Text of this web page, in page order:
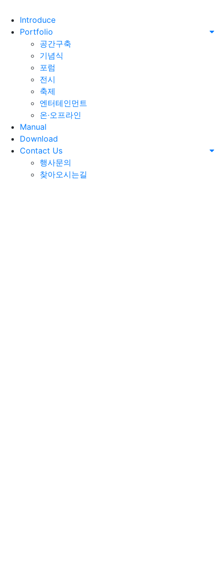
Introduce
Portfolio
공간구축
기념식
포럼
전시
축제
엔터테인먼트
온·오프라인
Manual
Download
Contact Us
행사문의
찾아오시는길